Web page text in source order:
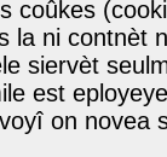
coûkes
la ni contnèt
siervèt
est
on novea